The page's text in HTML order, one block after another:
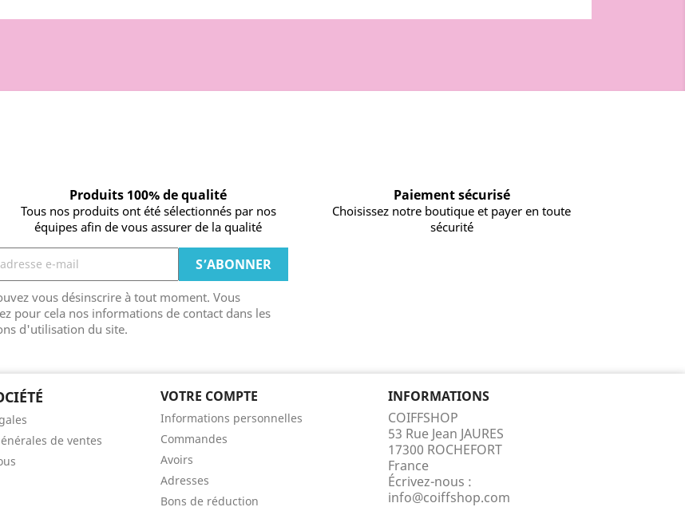
Produits 100% de qualité
Tous nos produits ont été sélectionnés par nos
équipes afin de vous assurer de la qualité
Paiement sécurisé
Choisissez notre boutique et payer en toute
sécurité
vous désinscrire à tout moment. Vous
pour cela nos informations de contact dans les
d'utilisation du site.
de ventes
VOTRE COMPTE
Informations personnelles
Commandes
Avoirs
Adresses
Bons de réduction
INFORMATIONS
COIFFSHOP
53 Rue Jean JAURES
17300 ROCHEFORT
France
Écrivez-nous :
info@coiffshop.com